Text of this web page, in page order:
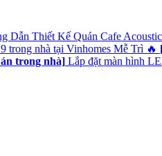
Dẫn Thiết Kế Quán Cafe
trong nhà tại Vinhomes Mễ Trì 🔥
trong nhà] Lắp đặt màn hình